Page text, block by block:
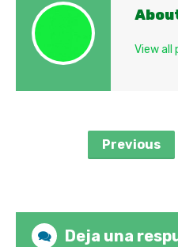
View all
Previous
Deja una